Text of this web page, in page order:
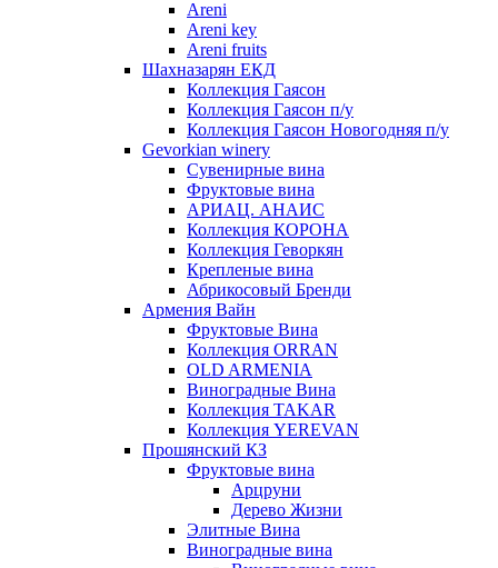
Areni
Areni key
Areni fruits
Шахназарян ЕКД
Коллекция Гаясон
Коллекция Гаясон п/у
Коллекция Гаясон Новогодняя п/у
Gevorkian winery
Сувенирные вина
Фруктовые вина
АРИАЦ. АНАИС
Коллекция КОРОНА
Коллекция Геворкян
Крепленые вина
Абрикосовый Бренди
Армения Вайн
Фруктовые Вина
Коллекция ORRAN
OLD ARMENIA
Виноградные Вина
Коллекция TAKAR
Коллекция YEREVAN
Прошянский КЗ
Фруктовые вина
Арцруни
Дерево Жизни
Элитные Вина
Виноградные вина